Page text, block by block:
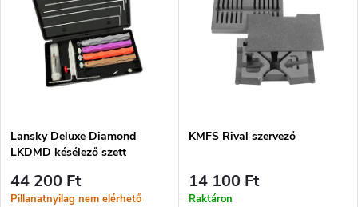
Lansky Deluxe Diamond
LKDMD késélező szett
44 200 Ft
Pillanatnyilag nem elérhető
KMFS Rival szervező
14 100 Ft
Raktáron